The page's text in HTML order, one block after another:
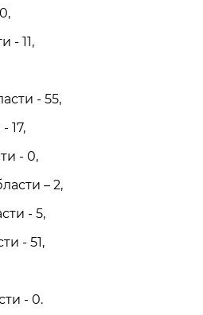
- 11,
- 55,
17,
- 0,
– 2,
- 5,
- 51,
- 0.